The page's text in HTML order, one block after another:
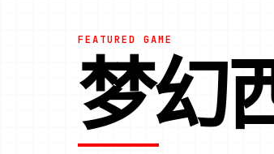
FEATURED GAME
梦幻